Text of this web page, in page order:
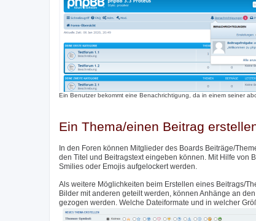
Ein Benutzer bekommt eine Benachrichtigung, da in einem seiner
Ein Thema/einen Beitrag
In den Foren können Mitglieder des Boards Beiträge/
den Titel und Beitragstext eingeben können. Mit Hilfe von
Smilies oder Emojis aufgelockert werden.
Als weitere Möglichkeiten beim Erstellen eines Beitrags/
Bilder mit anderen geteilt werden, können Anhänge an
gezogen werden. Welche Dateiformate und in welcher